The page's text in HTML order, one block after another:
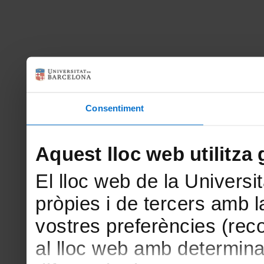
Consentiment
Aquest lloc web utilitza
El lloc web de la
pròpies i de tercers amb
vostres preferències
al lloc web amb